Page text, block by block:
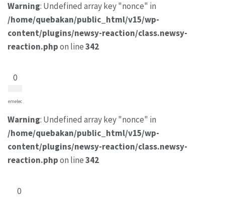
Warning: Undefined array key "nonce" in
/home/quebakan/public_html/v15/wp-
content/plugins/newsy-reaction/class.newsy-
reaction.phpon line342
0
emelec
Warning: Undefined array key "nonce" in
/home/quebakan/public_html/v15/wp-
content/plugins/newsy-reaction/class.newsy-
reaction.phpon line342
0